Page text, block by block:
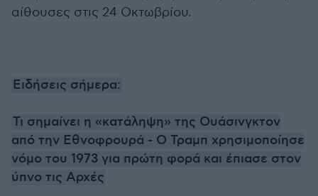
αίθουσες στις 24 Οκτωβρίου.
Ειδήσεις σήμερα:
Τι σημαίνει η «κατάληψη» της Ουάσινγκτον
από την Εθνοφρουρά - Ο Τραμπ χρησιμοποίησε
νόμο του 1973 για πρώτη φορά και έπιασε στον
ύπνο τις Αρχές